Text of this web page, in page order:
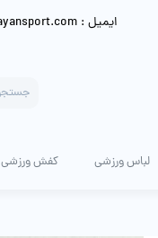
ایمیل : info@shayansport.com | شماره تماس : 09212710718
search
لباس ورزشی کفش ورزشی